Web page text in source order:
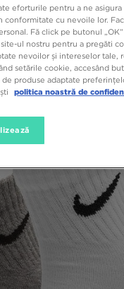
eforturile pentru a ne
conformitate cu nevoile lor.
Fă click pe butonul
ul nostru pentru a pregăti
nevoilor și intereselor tale,
setările cookie, accesând
de produse adaptate
politica noastră de